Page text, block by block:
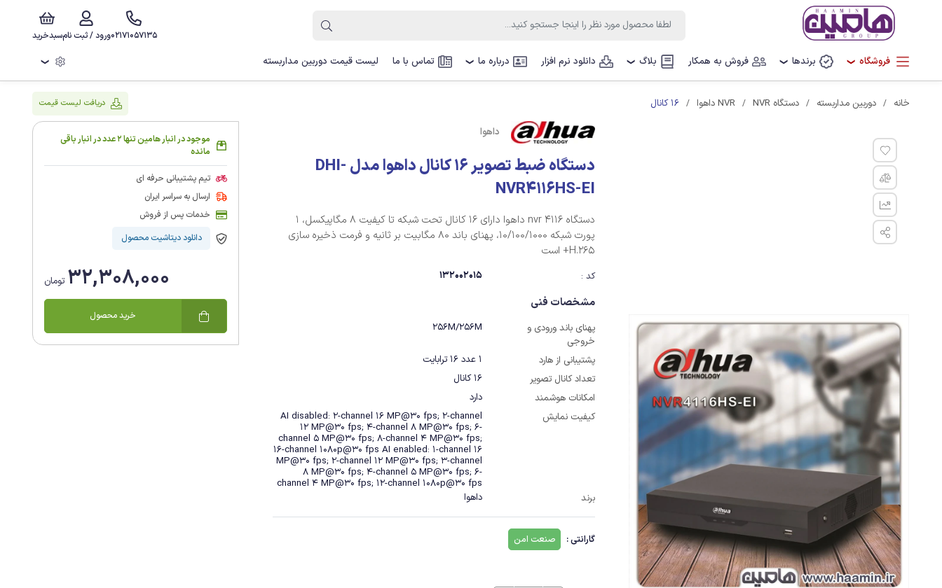
سبدخریدورود / ثبت نام02171057135
فروشگاه ❯ برندها ❯ فروش به همکار بلاگ ❯ دانلود نرم افزار درباره ما ❯ تماس با ما لیست قیمت دوربین مداربسته ❯
خانه دوربین مداربسته دستگاه NVR NVR داهوا 16 کانال دریافت لیست قیمت
داهوا
دستگاه ضبط تصویر 16 کانال داهوا مدل DHI-
NVR4116HS-EI
دستگاه nvr 4116 داهوا دارای 16 کانال تحت شبکه تا کیفیت 8 مگاپیکسل، 1
پورت شبکه 10/100/1000، پهنای باند 80 مگابیت بر ثانیه و فرمت ذخیره سازی
H.265+ است
کد : 132002015
مشخصات فنی
پهنای باند ورودی و
خروجی
256M/256M
پشتیبانی از هارد
1 عدد 16 ترابایت
تعداد کانال تصویر
16 کانال
امکانات هوشمند
دارد
کیفیت نمایش
AI disabled: 2-channel 16 MP@30 fps; 2-channel
12 MP@30 fps; 4-channel 8 MP@30 fps; 6-
channel 5 MP@30 fps; 8-channel 4 MP@30 fps;
16-channel 1080p@30 fps AI enabled: 1-channel 16
MP@30 fps; 2-channel 12 MP@30 fps; 3-channel
8 MP@30 fps; 4-channel 5 MP@30 fps; 6-
channel 4 MP@30 fps; 12-channel 1080p@30 fps
برند
داهوا
گارانتی : صنعت امن
موجود در انبار هامین تنها 2 عدد در انبار باقی
مانده
تیم پشتیبانی حرفه ای
ارسال به سراسر ایران
خدمات پس از فروش
دانلود دیتاشیت محصول
32,308,000 تومان
خرید محصول